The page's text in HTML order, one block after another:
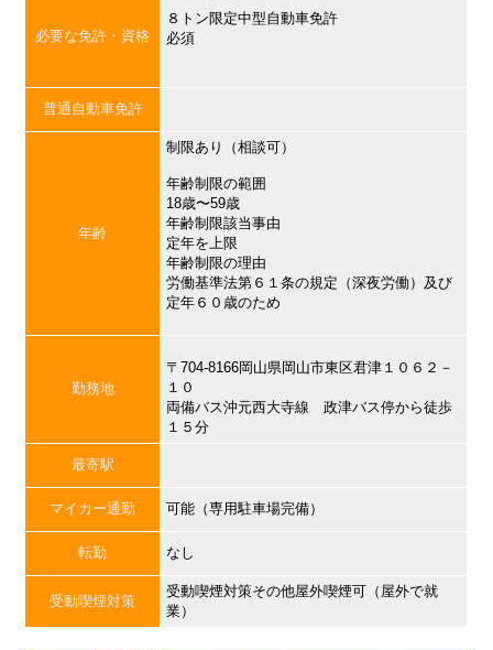
必要な免許・資格
８トン限定中型自動車免許
必須
普通自動車免許
年齢
制限あり（相談可）
年齢制限の範囲
18歳〜59歳
年齢制限該当事由
定年を上限
年齢制限の理由
労働基準法第６１条の規定（深夜労働）及び
定年６０歳のため
勤務地
〒704-8166岡山県岡山市東区君津１０６２－
１０
両備バス沖元西大寺線 政津バス停から徒歩
１５分
最寄駅
マイカー通勤 可能（専用駐車場完備）
転勤 なし
受動喫煙対策
受動喫煙対策その他屋外喫煙可（屋外で就
業）